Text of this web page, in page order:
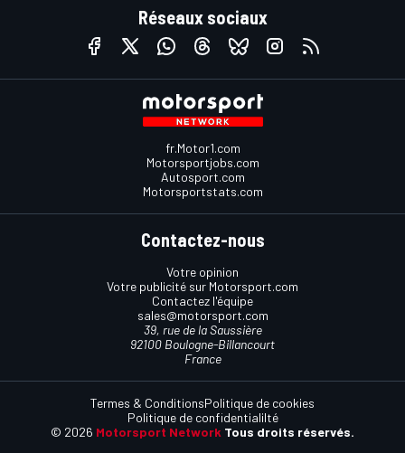
Réseaux sociaux
fr.Motor1.com
Motorsportjobs.com
Autosport.com
Motorsportstats.com
Contactez-nous
Votre opinion
Votre publicité sur Motorsport.com
Contactez l'équipe
sales@motorsport.com
39, rue de la Saussière
92100 Boulogne-Billancourt
France
© 2026 Motorsport Network Tous droits réservés.
Termes & ConditionsPolitique de cookies
Politique de confidentialilté